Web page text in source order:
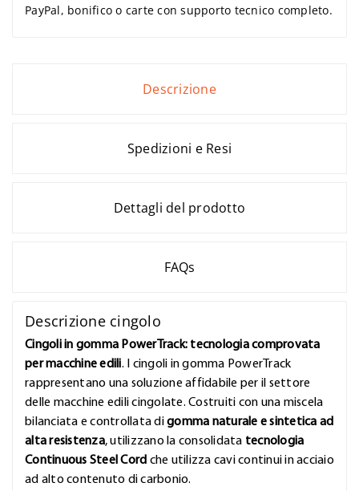
PayPal, bonifico o carte con supporto tecnico completo.
Descrizione
Spedizioni e Resi
Dettagli del prodotto
FAQs
Descrizione cingolo
Cingoli in gomma PowerTrack: tecnologia comprovata
per macchine edili. I cingoli in gomma PowerTrack
rappresentano una soluzione affidabile per il settore
delle macchine edili cingolate. Costruiti con una miscela
bilanciata e controllata digomma naturale e sintetica ad
alta resistenza, utilizzano la consolidata tecnologia
Continuous Steel Cord che utilizza cavi continui in acciaio
ad alto contenuto di carbonio.